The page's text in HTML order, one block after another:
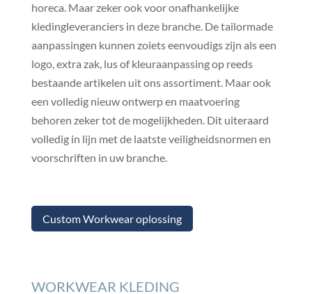
horeca. Maar zeker ook voor onafhankelijke
kledingleveranciers in deze branche. De tailormade
aanpassingen kunnen zoiets eenvoudigs zijn als een
logo, extra zak, lus of kleuraanpassing op reeds
bestaande artikelen uit ons assortiment. Maar ook
een volledig nieuw ontwerp en maatvoering
behoren zeker tot de mogelijkheden. Dit uiteraard
volledig in lijn met de laatste veiligheidsnormen en
voorschriften in uw branche.
Custom Workwear oplossing
WORKWEAR KLEDING